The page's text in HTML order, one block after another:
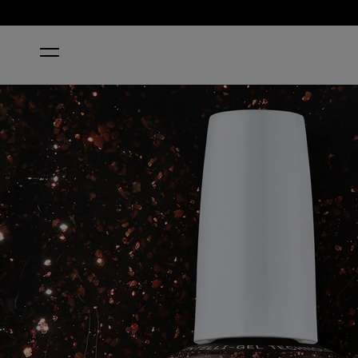
HOME GRUNGE QUEEN